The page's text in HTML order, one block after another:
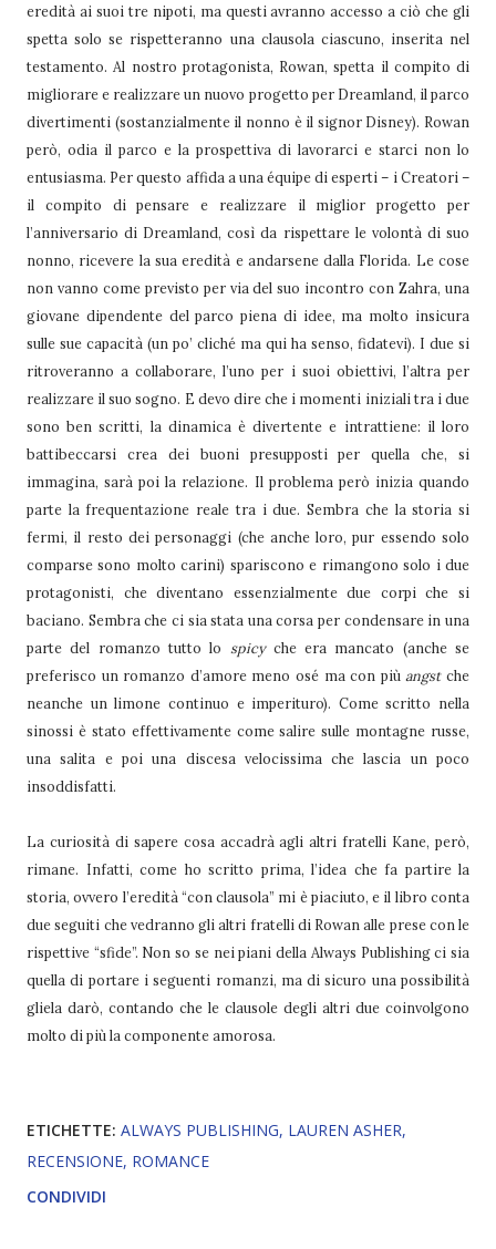
eredità ai suoi tre nipoti, ma questi avranno accesso a ciò che gli
spetta solo se rispetteranno una clausola ciascuno, inserita nel
testamento. Al nostro protagonista, Rowan, spetta il compito di
migliorare e realizzare un nuovo progetto per Dreamland, il parco
divertimenti (sostanzialmente il nonno è il signor Disney). Rowan
però, odia il parco e la prospettiva di lavorarci e starci non lo
entusiasma. Per questo affida a una équipe di esperti – i Creatori –
il compito di pensare e realizzare il miglior progetto per
l’anniversario di Dreamland, così da rispettare le volontà di suo
nonno, ricevere la sua eredità e andarsene dalla Florida. Le cose
non vanno come previsto per via del suo incontro con Zahra, una
giovane dipendente del parco piena di idee, ma molto insicura
sulle sue capacità (un po’ cliché ma qui ha senso, fidatevi). I due si
ritroveranno a collaborare, l’uno per i suoi obiettivi, l’altra per
realizzare il suo sogno. E devo dire che i momenti iniziali tra i due
sono ben scritti, la dinamica è divertente e intrattiene: il loro
battibeccarsi crea dei buoni presupposti per quella che, si
immagina, sarà poi la relazione. Il problema però inizia quando
parte la frequentazione reale tra i due. Sembra che la storia si
fermi, il resto dei personaggi (che anche loro, pur essendo solo
comparse sono molto carini) spariscono e rimangono solo i due
protagonisti, che diventano essenzialmente due corpi che si
baciano. Sembra che ci sia stata una corsa per condensare in una
parte del romanzo tutto lo spicy che era mancato (anche se
preferisco un romanzo d’amore meno osé ma con piùangstche
neanche un limone continuo e imperituro). Come scritto nella
sinossi è stato effettivamente come salire sulle montagne russe,
una salita e poi una discesa velocissima che lascia un poco
insoddisfatti.
La curiosità di sapere cosa accadrà agli altri fratelli Kane, però,
rimane. Infatti, come ho scritto prima, l’idea che fa partire la
storia, ovvero l’eredità “con clausola” mi è piaciuto, e il libro conta
due seguiti che vedranno gli altri fratelli di Rowan alle prese con le
rispettive “sfide”. Non so se nei piani della Always Publishing ci sia
quella di portare i seguenti romanzi, ma di sicuro una possibilità
gliela darò, contando che le clausole degli altri due coinvolgono
molto di più la componente amorosa.
ETICHETTE: ALWAYS PUBLISHING LAUREN ASHER
RECENSIONE ROMANCE
CONDIVIDI